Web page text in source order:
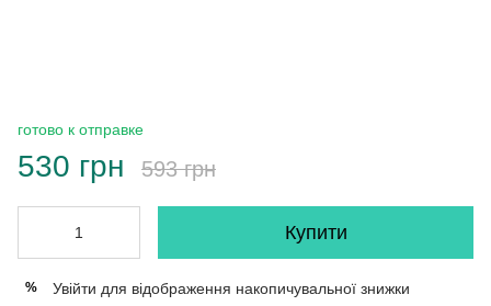
готово к отправке
530 грн 593 грн
Купити
% Увійти для відображення накопичувальної знижки